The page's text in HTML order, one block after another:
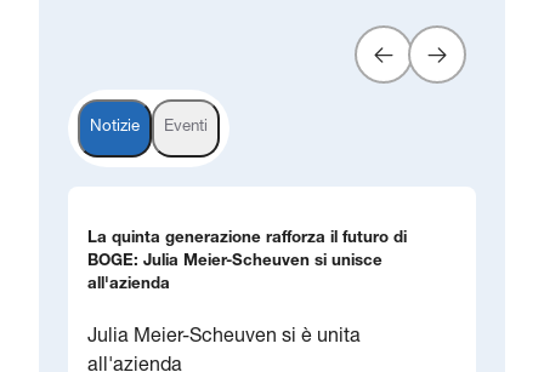
Notizie Eventi
La quinta generazione rafforza il futuro di
BOGE: Julia Meier-Scheuven si unisce
all'azienda
Julia Meier-Scheuven si è unita
all'azienda